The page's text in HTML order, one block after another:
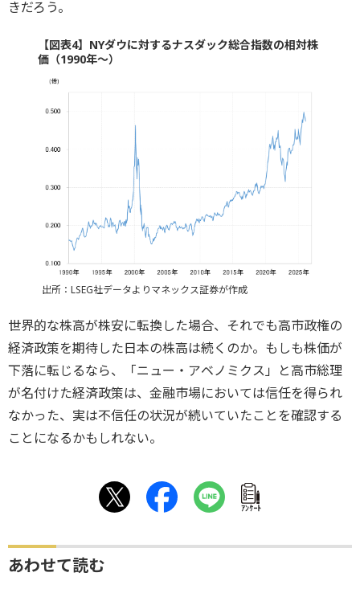
きだろう。
【図表4】NYダウに対するナスダック総合指数の相対株
価（1990年～）
出所：LSEG社データよりマネックス証券が作成
世界的な株高が株安に転換した場合、それでも高市政権の
経済政策を期待した日本の株高は続くのか。もしも株価が
下落に転じるなら、「ニュー・アベノミクス」と高市総理
が名付けた経済政策は、金融市場においては信任を得られ
なかった、実は不信任の状況が続いていたことを確認する
ことになるかもしれない。
ｱﾝｹｰﾄ
あわせて読む